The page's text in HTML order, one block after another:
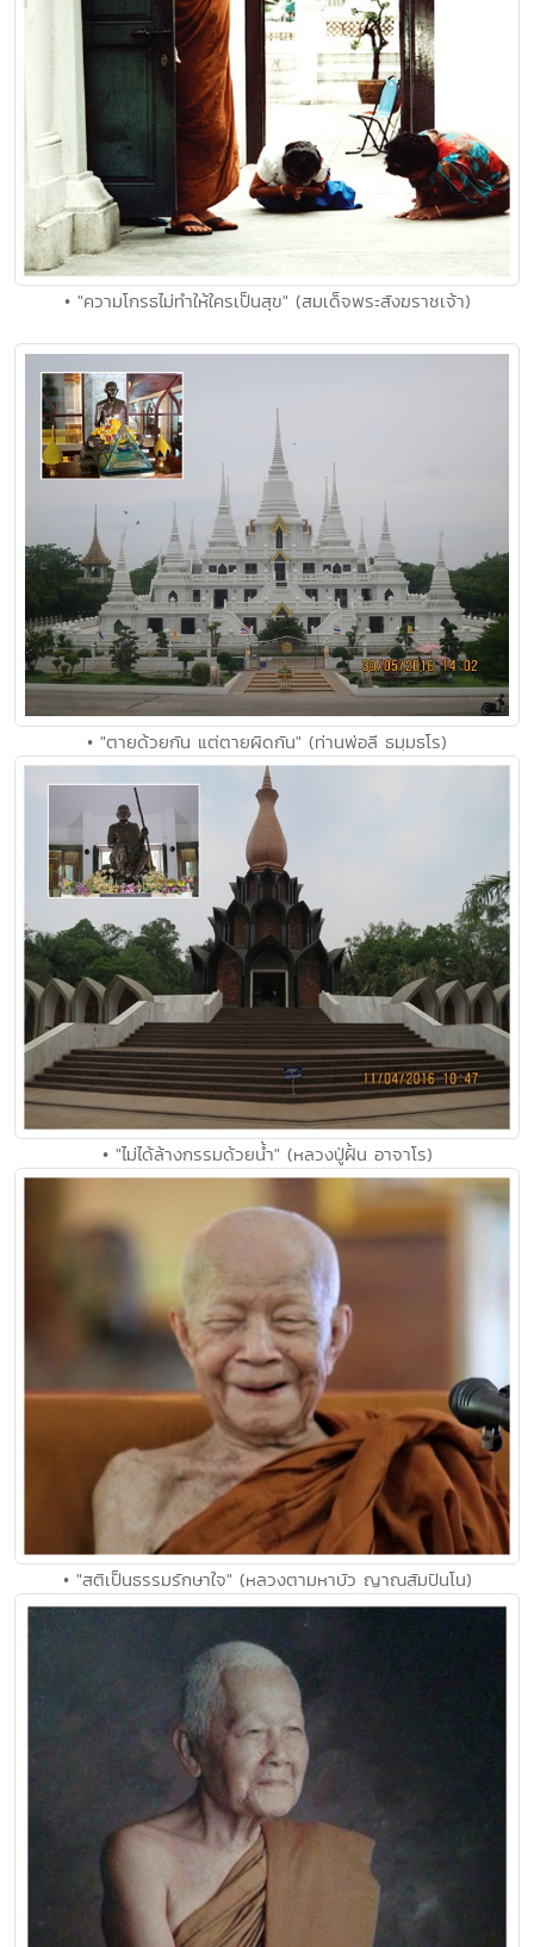
• "ความโกรธไม่ทำให้ใครเป็นสุข" (สมเด็จพระสังฆราชเจ้า)
• "ตายด้วยกัน แต่ตายผิดกัน" (ท่านพ่อลี ธมฺมธโร)
• "ไม่ได้ล้างกรรมด้วยน้ำ" (หลวงปู่ฝั้น อาจาโร)
• "สติเป็นธรรมรักษาใจ" (หลวงตามหาบัว ญาณสัมปันโน)